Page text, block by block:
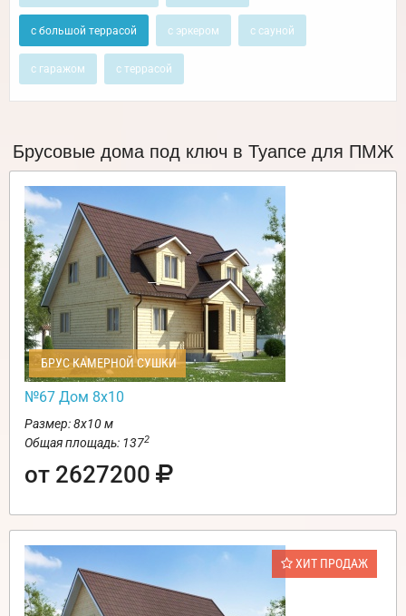
с большой террасой с эркером с сауной
с гаражом с террасой
Брусовые дома под ключ в Туапсе для ПМЖ
БРУС КАМЕРНОЙ СУШКИ
№67 Дом 8х10
Размер: 8х10 м
Общая площадь: 1372
от 2627200
ХИТ ПРОДАЖ